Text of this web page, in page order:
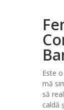
Este
mă
să
caldă